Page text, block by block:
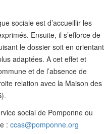
sociale est d’accueillir les
Ensuite, il s’efforce de
le dossier soit en orientant
adaptées. A cet effet et
et de l’absence de
relation avec la Maison des
social de Pomponne ou
: ccas@pomponne.org